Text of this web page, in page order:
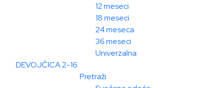
12 meseci
18 meseci
24 meseca
36 meseci
Univerzalna
DEVOJČICA 2-16
Pretraži